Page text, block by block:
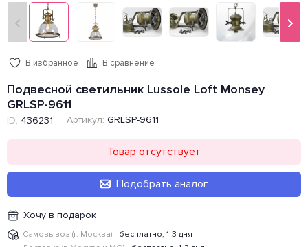
В избранное В сравнение
Подвесной светильник Lussole Loft Monsey
GRLSP-9611
ID: 436231 Артикул: GRLSP-9611
Товар отсутствует
Подобрать аналог
Хочу в подарок
Самовывоз (г. Москва)—бесплатно, 1-3 дня